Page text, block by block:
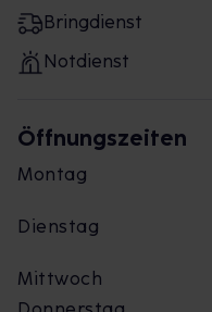
Bringdienst
Notdienst
Öffnungszeiten
Montag
Dienstag
Mittwoch